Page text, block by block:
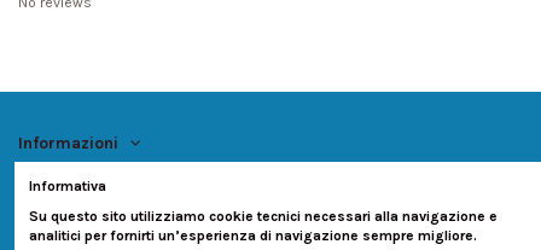
Informazioni
Informativa
Su questo sito utilizziamo cookie tecnici necessari alla navigazione e
analitici per fornirti un’esperienza di navigazione sempre migliore.